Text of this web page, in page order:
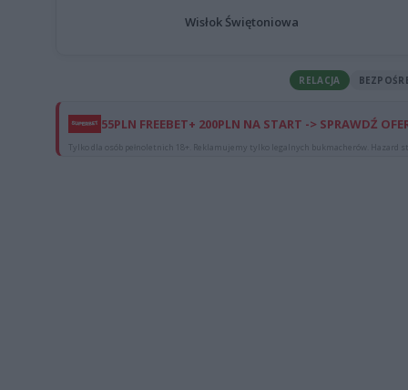
Wisłok Świętoniowa
RELACJA
55PLN FREEBET+ 200PLN NA START -> SPRAWDŹ
Tylko dla osób pełnoletnich 18+. Reklamujemy tylko legalnych bukmacherów. Hazard